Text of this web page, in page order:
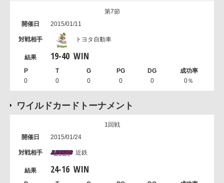
第7節
2015/01/11
トヨタ自動車
19-40 WIN
0 0 0 0 0 0％
ワイルドカードトーナメント
1回戦
2015/01/24
近鉄
24-16 WIN